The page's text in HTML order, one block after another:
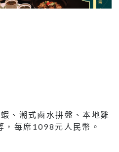
、潮式鹵水拼盤、本地雞
，每席1098元人民幣。